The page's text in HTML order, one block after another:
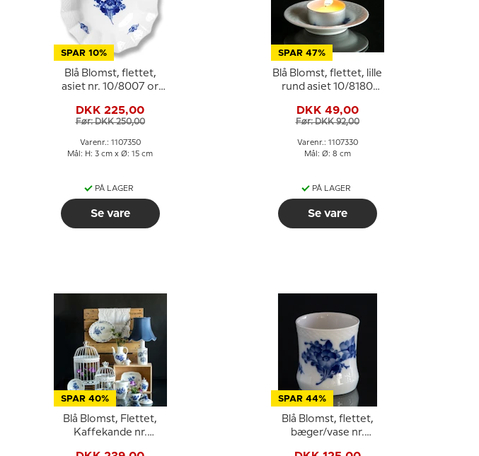
SPAR 10%
Blå Blomst, flettet,
asiet nr. 10/8007 or
Copenhagen
DKK 225,00
Før: DKK 250,00
Varenr.: 1107350
Mål: H: 3 cm x Ø: 15 cm
PÅ LAGER
Se vare
SPAR 47%
Blå Blomst, flettet, lille
rund asiet 10/8180
Copenhagen
DKK 49,00
Før: DKK 92,00
Varenr.: 1107330
Mål: Ø: 8 cm
PÅ LAGER
Se vare
SPAR 40%
Blå Blomst, Flettet,
Kaffekande nr.
SPAR 44%
Blå Blomst, flettet,
bæger/vase nr.